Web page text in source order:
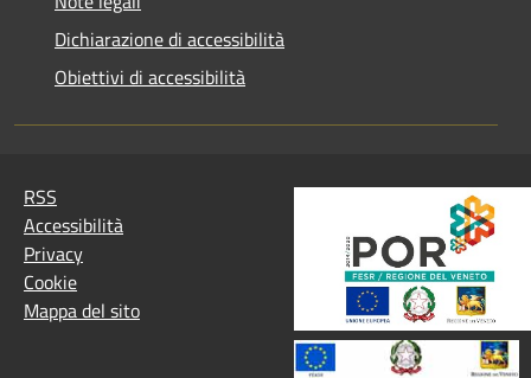
Dichiarazione di accessibilità
Obiettivi di accessibilità
RSS
Accessibilità
Privacy
Cookie
Mappa del sito